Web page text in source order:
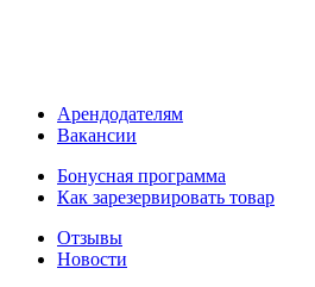
Арендодателям
Вакансии
Бонусная программа
Как зарезервировать товар
Отзывы
Новости